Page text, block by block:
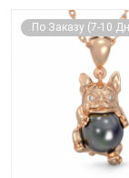
По Заказу (7-10